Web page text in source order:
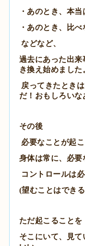
・あのとき、本
・あのとき、比
などなど、
過去にあった出
き換え始めました
戻ってきたとき
だ！おもしろい
その後
必要なことが起
身体は常に、必
コントロールは
(望むことはでき
ただ起こることを
そこにいて、見